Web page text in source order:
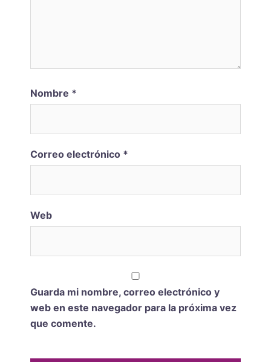
Nombre *
Correo electrónico *
Web
Guarda mi nombre, correo electrónico y
web en este navegador para la próxima vez
que comente.